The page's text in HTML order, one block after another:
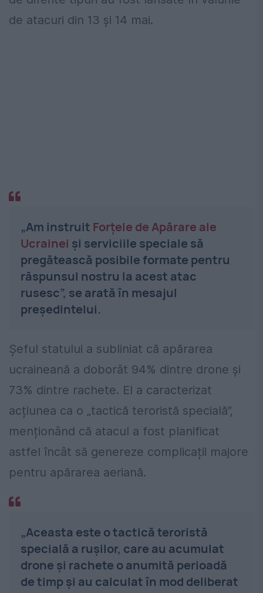
de atacuri din 13 și 14 mai.
„Am instruit Forțele de Apărare ale
Ucrainei și serviciile speciale să
pregătească posibile formate pentru
răspunsul nostru la acest atac
rusesc”, se arată în mesajul
președintelui.
Șeful statului a subliniat că apărarea
ucraineană a doborât 94% dintre drone și
73% dintre rachete. El a caracterizat
acțiunea ca o „tactică teroristă specială”,
menționând că atacul a fost planificat
astfel încât să genereze complicații majore
pentru apărarea aeriană.
„Aceasta este o tactică teroristă
specială a rușilor, care au acumulat
drone și rachete o anumită perioadă
de timp și au calculat în mod deliberat